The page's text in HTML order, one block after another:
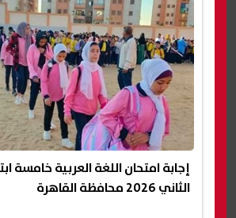
إجابة امتحان اللغة العربية خامسة
الثاني 2026 محافظة القاهرة